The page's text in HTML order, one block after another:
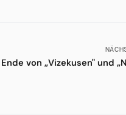
von „Vizekusen" und